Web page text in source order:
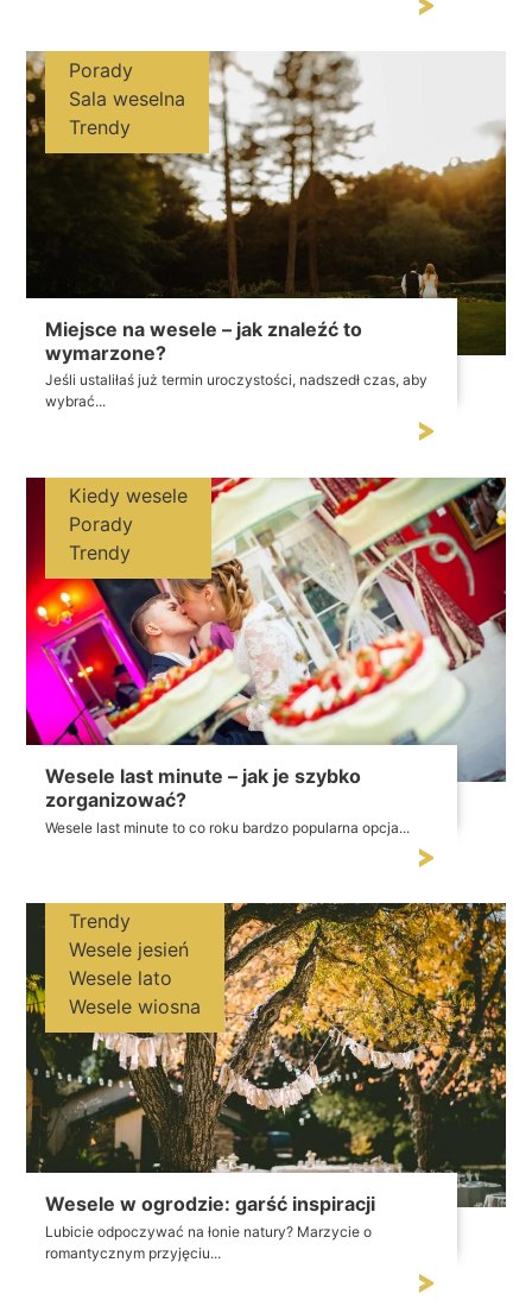
Miejsce na wesele – jak znaleźć to
wymarzone?
Jeśli ustaliłaś już termin uroczystości, nadszedł czas, aby
wybrać...
Porady
Sala weselna
Trendy
Wesele last minute – jak je szybko
zorganizować?
Wesele last minute to co roku bardzo popularna opcja...
Kiedy wesele
Porady
Trendy
Wesele w ogrodzie: garść inspiracji
Lubicie odpoczywać na łonie natury? Marzycie o
romantycznym przyjęciu...
Trendy
Wesele jesień
Wesele lato
Wesele wiosna